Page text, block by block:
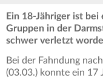
Ein 18-Jähriger ist
Gruppen in der
schwer verletzt
Bei der Fahndung
(03.03.) konnte ein 17